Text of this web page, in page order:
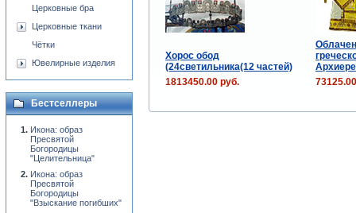
Хорос обод
(24светильника(12 частей)
1813450.00 руб.
Церковные бра
Церковные ткани
Чётки
Ювелирные изделия
Бестселлеры
Икона: образ
Пресвятой
Богородицы
"Целительница"
Икона: образ
Пресвятой
Богородицы
"Взыскание погибших"